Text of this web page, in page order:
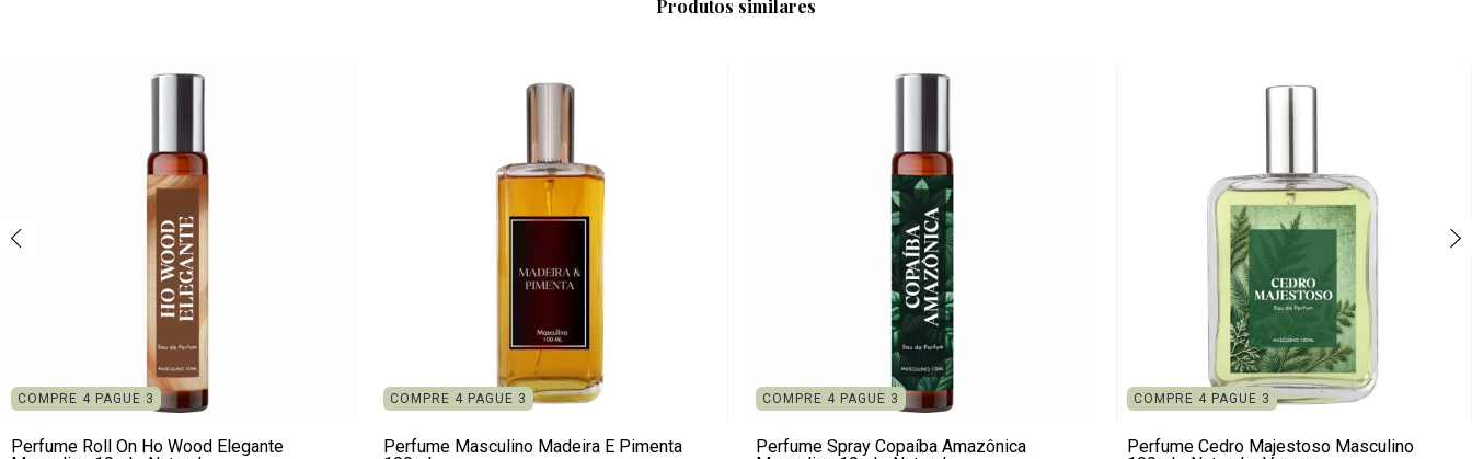
Produtos similares
COMPRE 4 PAGUE 3
Perfume Roll On Ho Wood Elegante
COMPRE 4 PAGUE 3
Perfume Masculino Madeira E Pimenta
COMPRE 4 PAGUE 3
Perfume Spray Copaíba Amazônica
COMPRE 4 PAGUE 3
Perfume Cedro Majestoso Masculino